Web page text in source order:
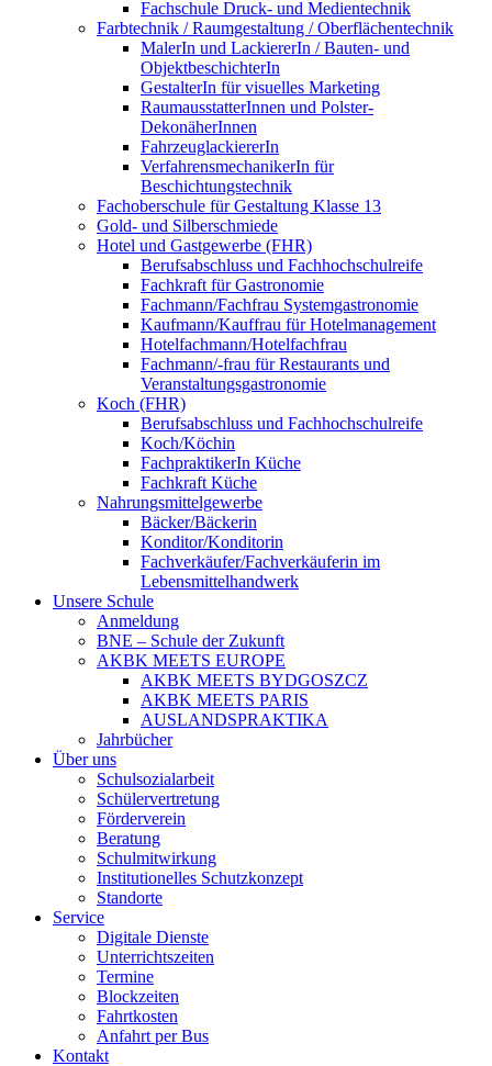
Fachschule Druck- und Medientechnik
Farbtechnik / Raumgestaltung / Oberflächentechnik
MalerIn und LackiererIn / Bauten- und
ObjektbeschichterIn
GestalterIn für visuelles Marketing
RaumausstatterInnen und Polster-
DekonäherInnen
FahrzeuglackiererIn
VerfahrensmechanikerIn für
Beschichtungstechnik
Fachoberschule für Gestaltung Klasse 13
Gold- und Silberschmiede
Hotel und Gastgewerbe (FHR)
Berufsabschluss und Fachhochschulreife
Fachkraft für Gastronomie
Fachmann/Fachfrau Systemgastronomie
Kaufmann/Kauffrau für Hotelmanagement
Hotelfachmann/Hotelfachfrau
Fachmann/-frau für Restaurants und
Veranstaltungsgastronomie
Koch (FHR)
Berufsabschluss und Fachhochschulreife
Koch/Köchin
FachpraktikerIn Küche
Fachkraft Küche
Nahrungsmittelgewerbe
Bäcker/Bäckerin
Konditor/Konditorin
Fachverkäufer/Fachverkäuferin im
Lebensmittelhandwerk
Unsere Schule
Anmeldung
BNE – Schule der Zukunft
AKBK MEETS EUROPE
AKBK MEETS BYDGOSZCZ
AKBK MEETS PARIS
AUSLANDSPRAKTIKA
Jahrbücher
Über uns
Schulsozialarbeit
Schülervertretung
Förderverein
Beratung
Schulmitwirkung
Institutionelles Schutzkonzept
Standorte
Service
Digitale Dienste
Unterrichtszeiten
Termine
Blockzeiten
Fahrtkosten
Anfahrt per Bus
Kontakt